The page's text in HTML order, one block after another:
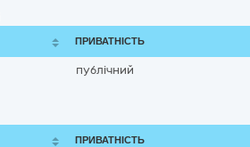
ПРИВАТНІСТЬ
публічний
ПРИВАТНІСТЬ